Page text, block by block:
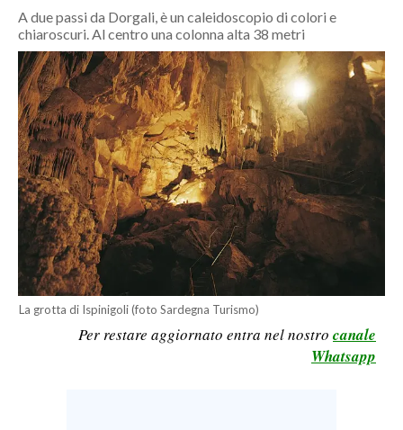
ITALIA
MONDO
POLITICA
ECONOMIA
SERVIZI ALLE IMPRESE
LAVORO
BANDI
SPORT IN SARDEGNA
A due passi da Dorgali, è un caleidoscopio di colori e
chiaroscuri. Al centro una colonna alta 38 metri
La grotta di Ispinigoli (foto Sardegna Turismo)
Per restare aggiornato entra nel nostro canale
Whatsapp